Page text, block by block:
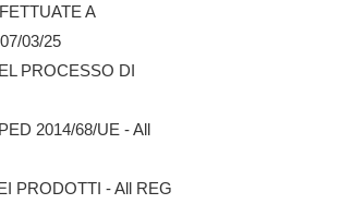
A
03/25
PROCESSO DI
2014/68/UE - All
PRODOTTI - All REG